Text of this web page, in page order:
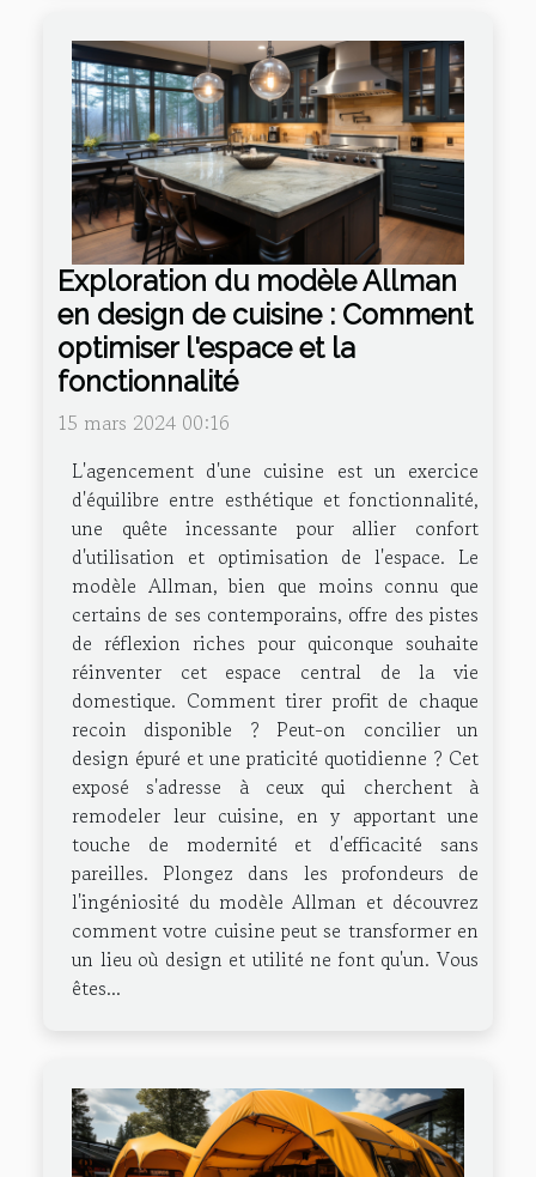
Exploration du modèle Allman
en design de cuisine : Comment
optimiser l'espace et la
fonctionnalité
15 mars 2024 00:16
L'agencement d'une cuisine est un exercice
d'équilibre entre esthétique et fonctionnalité,
une quête incessante pour allier confort
d'utilisation et optimisation de l'espace. Le
modèle Allman, bien que moins connu que
certains de ses contemporains, offre des pistes
de réflexion riches pour quiconque souhaite
réinventer cet espace central de la vie
domestique. Comment tirer profit de chaque
recoin disponible ? Peut-on concilier un
design épuré et une praticité quotidienne ? Cet
exposé s'adresse à ceux qui cherchent à
remodeler leur cuisine, en y apportant une
touche de modernité et d'efficacité sans
pareilles. Plongez dans les profondeurs de
l'ingéniosité du modèle Allman et découvrez
comment votre cuisine peut se transformer en
un lieu où design et utilité ne font qu'un. Vous
êtes...